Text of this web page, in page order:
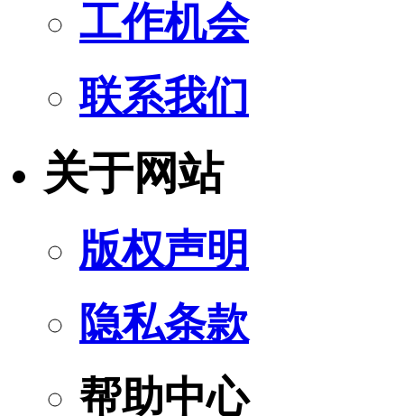
工作机会
联系我们
关于网站
版权声明
隐私条款
帮助中心